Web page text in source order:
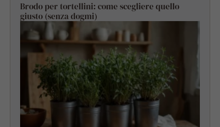
Brodo per tortellini: come scegliere quello
giusto (senza dogmi)